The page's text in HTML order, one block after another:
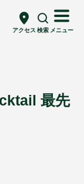
アクセス 検索 メニュー
最先